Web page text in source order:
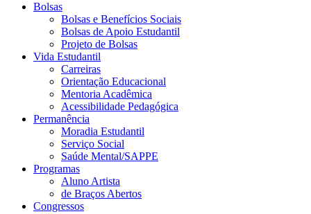
Bolsas
Bolsas e Benefícios Sociais
Bolsas de Apoio Estudantil
Projeto de Bolsas
Vida Estudantil
Carreiras
Orientação Educacional
Mentoria Acadêmica
Acessibilidade Pedagógica
Permanência
Moradia Estudantil
Serviço Social
Saúde Mental/SAPPE
Programas
Aluno Artista
de Braços Abertos
Congressos